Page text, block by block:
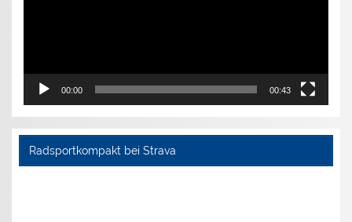
00:00 00:43
Radsportkompakt bei Strava